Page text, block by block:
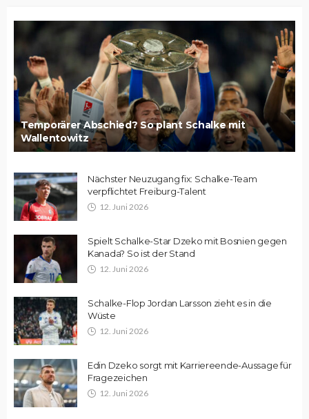
Temporärer Abschied? So plant Schalke mit
Wallentowitz
Nächster Neuzugang fix: Schalke-Team
verpflichtet Freiburg-Talent
12. Juni 2026
Spielt Schalke-Star Dzeko mit Bosnien gegen
Kanada? So ist der Stand
12. Juni 2026
Schalke-Flop Jordan Larsson zieht es in die
Wüste
12. Juni 2026
Edin Dzeko sorgt mit Karriereende-Aussage für
Fragezeichen
12. Juni 2026